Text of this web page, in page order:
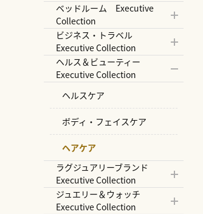
ベッドルーム Executive
Collection
ビジネス・トラベル
Executive Collection
ヘルス＆ビューティー
Executive Collection
ヘルスケア
ボディ・フェイスケア
ヘアケア
ラグジュアリーブランド
Executive Collection
ジュエリー＆ウォッチ
Executive Collection